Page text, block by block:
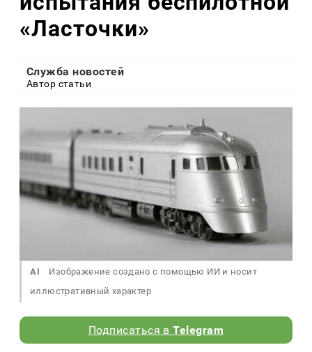
«Ласточки»
Служба новостей
Автор статьи
AI
Изображение создано с помощью ИИ и носит
иллюстративный характер
Подписаться вTelegram